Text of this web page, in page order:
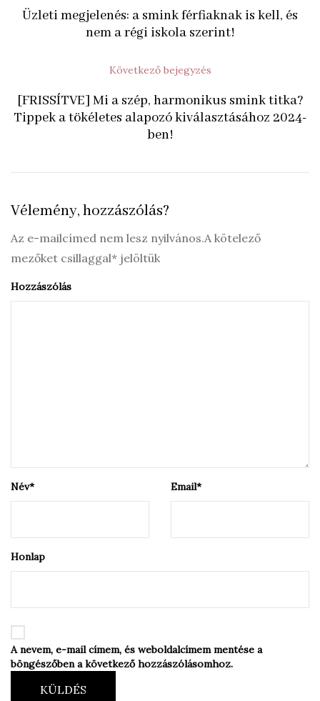
Üzleti megjelenés: a smink férfiaknak is kell, és
nem a régi iskola szerint!
Következő bejegyzés
[FRISSÍTVE] Mi a szép, harmonikus smink titka?
Tippek a tökéletes alapozó kiválasztásához 2024-
ben!
Vélemény, hozzászólás?
Az e-mailcímed nem lesz nyilvános.A kötelező
mezőket csillaggal* jelöltük
Hozzászólás
Név* Email*
Honlap
A nevem, e-mail címem, és weboldalcímem mentése a
böngészőben a következő hozzászólásomhoz.
KÜLDÉS